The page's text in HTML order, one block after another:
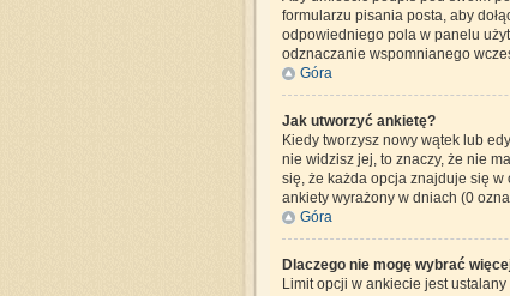
formularzu pisania posta, aby
odpowiedniego pola w panelu
odznaczanie wspomnianego
Góra
Jak utworzyć ankietę?
Kiedy tworzysz nowy wątek lub
nie widzisz jej, to znaczy, że nie
się, że każda opcja znajduje się
ankiety wyrażony w dniach (0
Góra
Dlaczego nie mogę wybrać
Limit opcji w ankiecie jest